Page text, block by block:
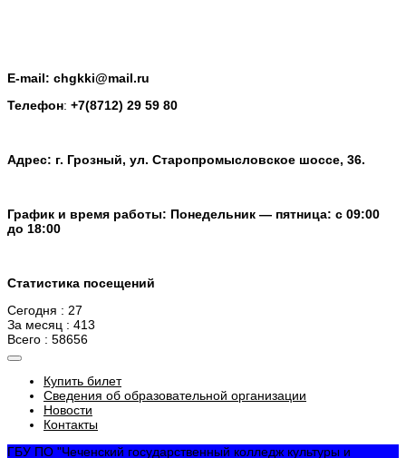
E-mail: chgkki@mail.ru
Телефон: +7(8712) 29 59 80
Адрес: г. Грозный, ул. Старопромысловское шоссе, 36.
График и время работы: Понедельник — пятница: с 09:00
до 18:00
Статистика посещений
Сегодня : 27
За месяц : 413
Всего : 58656
Купить билет
Сведения об образовательной организации
Новости
Контакты
ГБУ ПО "Чеченский государственный колледж культуры и